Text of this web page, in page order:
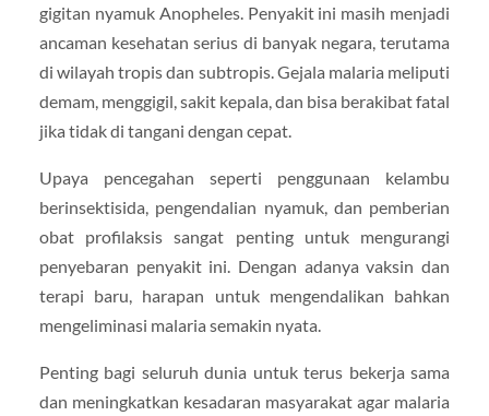
gigitan nyamuk Anopheles. Penyakit ini masih menjadi
ancaman kesehatan serius di banyak negara, terutama
di wilayah tropis dan subtropis. Gejala malaria meliputi
demam, menggigil, sakit kepala, dan bisa berakibat fatal
jika tidak di tangani dengan cepat.
Upaya pencegahan seperti penggunaan kelambu
berinsektisida, pengendalian nyamuk, dan pemberian
obat profilaksis sangat penting untuk mengurangi
penyebaran penyakit ini. Dengan adanya vaksin dan
terapi baru, harapan untuk mengendalikan bahkan
mengeliminasi malaria semakin nyata.
Penting bagi seluruh dunia untuk terus bekerja sama
dan meningkatkan kesadaran masyarakat agar malaria